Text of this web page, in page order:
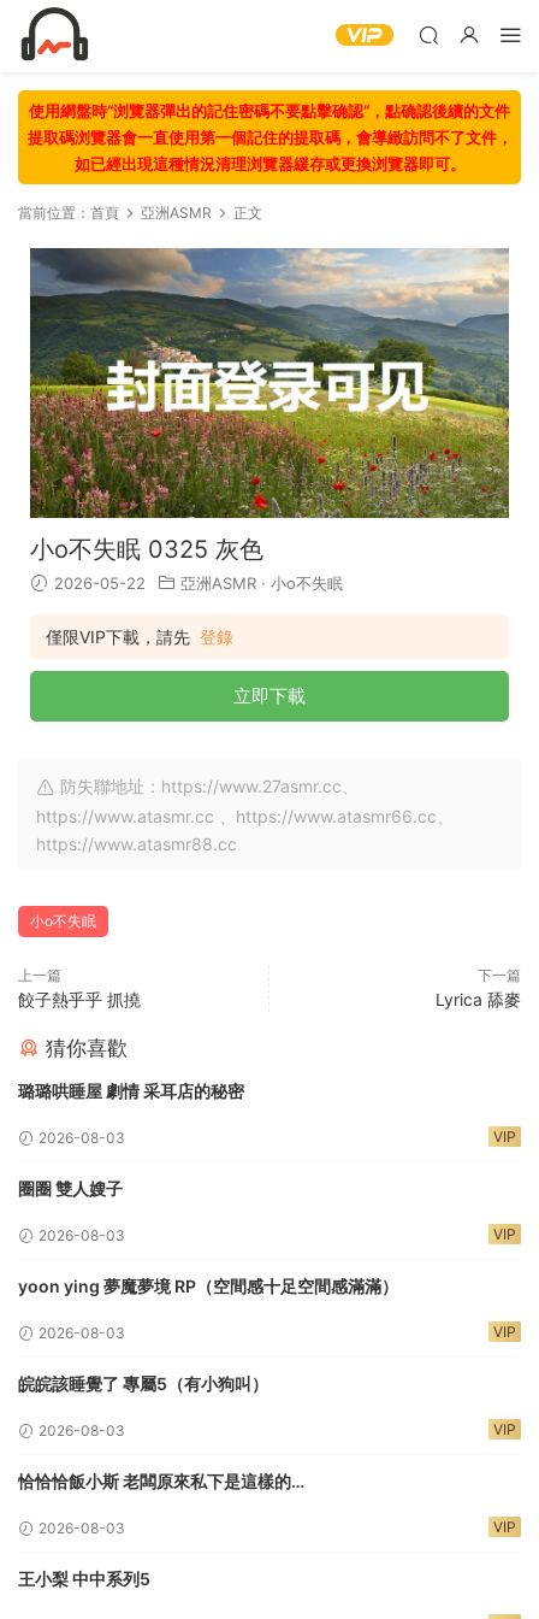
使用網盤時“浏覽器彈出的記住密碼不要點擊确認“，點确認後續的文件
提取碼浏覽器會一直使用第一個記住的提取碼，會導緻訪問不了文件，
如已經出現這種情況清理浏覽器緩存或更換浏覽器即可。
當前位置： 首頁 亞洲ASMR 正文
小o不失眠 0325 灰色
2026-05-22 亞洲ASMR · 小o不失眠
僅限VIP下載，請先 登錄
立即下載
防失聯地址：https://www.27asmr.cc、
https://www.atasmr.cc 、https://www.atasmr66.cc、
https://www.atasmr88.cc
小o不失眠
上一篇
餃子熱乎乎 抓撓
下一篇
Lyrica 舔麥
猜你喜歡
璐璐哄睡屋 劇情 采耳店的秘密
2026-08-03 VIP
圈圈 雙人嫂子
2026-08-03 VIP
yoon ying 夢魔夢境 RP（空間感十足空間感滿滿）
2026-08-03 VIP
皖皖該睡覺了 專屬5（有小狗叫）
2026-08-03 VIP
恰恰恰飯小斯 老闆原來私下是這樣的…
2026-08-03 VIP
王小梨 中中系列5